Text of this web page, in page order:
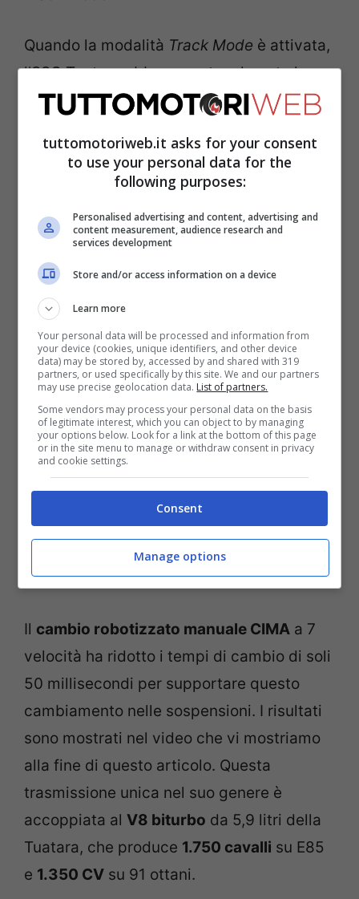
Quando la modalità Track Mode è attivata,
l’SSC Tuatara abbassa notevolmente la
sua altezza di marcia, con l’altezza di
posteriore a 3,25″. Questo è un
cambiamento significativo rispetto
all’altezza della modalità
, con
l’altezza della corsa anteriore di 4,0″ e
quella posteriore di 4,5″. SSC afferma
inoltre che questo cambiamento influisce
in modo significativo sulla geometria delle
sospensioni, consentendo migliori
prestazioni in pista.
Il cambio robotizzato manuale CIMA a 7
velocità ha ridotto i tempi di cambio di soli
50 millisecondi per supportare questo
cambiamento nelle sospensioni. I risultati
sono mostrati nel video che vi mostriamo
alla fine di questo articolo. Questa
trasmissione unica nel suo genere è
accoppiata al V8 biturbo da 5,9 litri della
Tuatara, che produce 1.750 cavalli su E85
e 1.350 CV su 91 ottani.
tuttomotoriweb.it asks for your consent
to use your personal data for the
following purposes:
Personalised advertising and content, advertising and
content measurement, audience research and
services development
Store and/or access information on a device
Learn more
Your personal data will be processed and information from
your device (cookies, unique identifiers, and other device
data) may be stored by, accessed by and shared with 319
partners, or used specifically by this site. We and our partners
may use precise geolocation data. List of partners.
Some vendors may process your personal data on the basis
of legitimate interest, which you can object to by managing
your options below. Look for a link at the bottom of this page
or in the site menu to manage or withdraw consent in privacy
and cookie settings.
Consent
Manage options